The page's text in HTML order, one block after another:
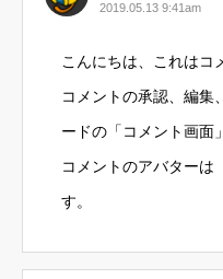
2019.05.13 9:41am
こんにちは、これはコ
コメントの承認、編集
ードの「コメント画面
コメントのアバターは
す。